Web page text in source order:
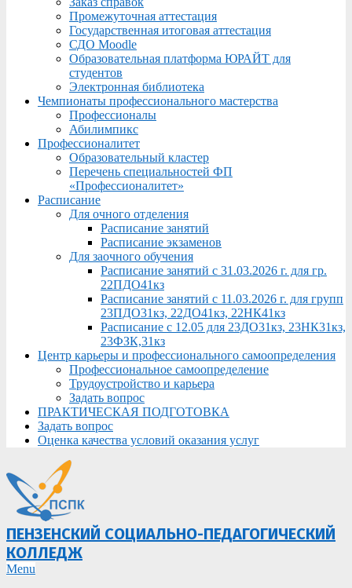
Промежуточная аттестация
Государственная итоговая аттестация
СДО Moodle
Образовательная платформа ЮРАЙТ для
студентов
Электронная библиотека
Чемпионаты профессионального мастерства
Профессионалы
Абилимпикс
Профессионалитет
Образовательный кластер
Перечень специальностей ФП
«Профессионалитет»
Расписание
Для очного отделения
Расписание занятий
Расписание экзаменов
Для заочного обучения
Расписание занятий с 31.03.2026 г. для гр.
22ПДО41кз
Расписание занятий с 11.03.2026 г. для групп
23ПДО31кз, 22ДО41кз, 22НК41кз
Расписание с 12.05 для 23ДО31кз, 23НК31кз,
23ФЗК,31кз
Центр карьеры и профессионального самоопределения
Профессиональное самоопределение
Трудоустройство и карьера
Задать вопрос
ПРАКТИЧЕСКАЯ ПОДГОТОВКА
Задать вопрос
Оценка качества условий оказания услуг
ПЕНЗЕНСКИЙ СОЦИАЛЬНО-ПЕДАГОГИЧЕСКИЙ
КОЛЛЕДЖ
Primary
Menu